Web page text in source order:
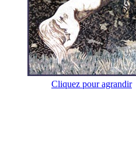
Cliquez pour agrandir